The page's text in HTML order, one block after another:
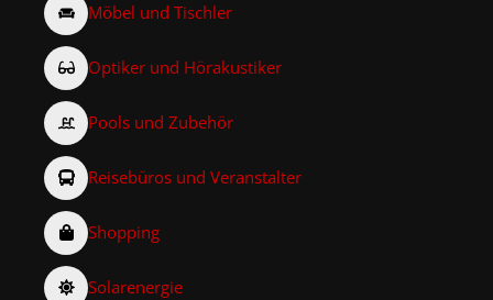
Möbel und Tischler
Optiker und Hörakustiker
Pools und Zubehör
Reisebüros und Veranstalter
Shopping
Solarenergie